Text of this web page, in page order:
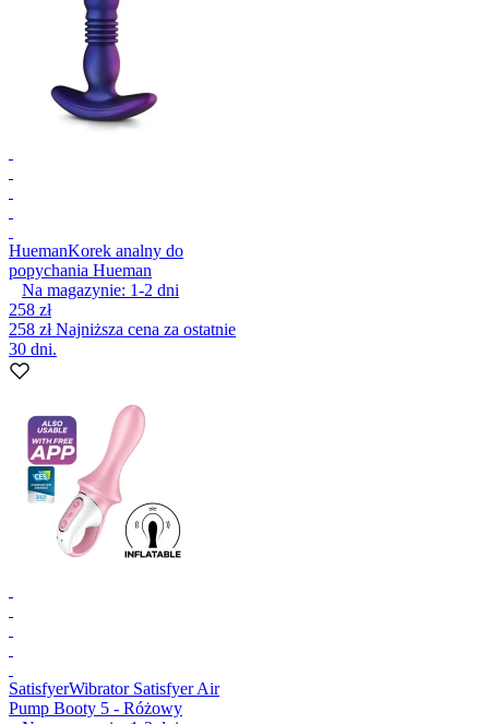
HuemanKorek analny do
popychania Hueman
Na magazynie: 1-2 dni
258 zł
258 złNajniższa cena za ostatnie
30 dni.
SatisfyerWibrator Satisfyer Air
Pump Booty 5 - Różowy